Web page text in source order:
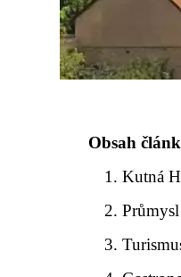
Obsah
Kutná